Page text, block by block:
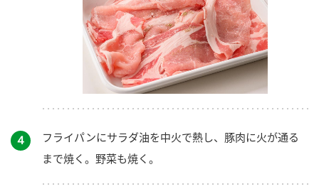
４
フライパンにサラダ油を中火で熱し、豚肉に火が通る
まで焼く。野菜も焼く。